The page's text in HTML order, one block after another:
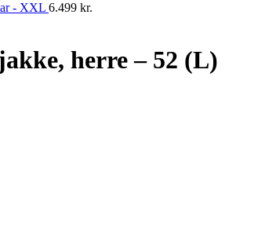
- XXL 6.499 kr.
herre – 52 (L)